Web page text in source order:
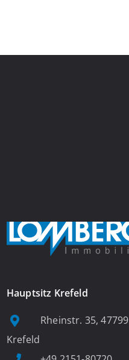
Hauptsitz Krefeld
Rheinstr. 35, 47799
Krefeld